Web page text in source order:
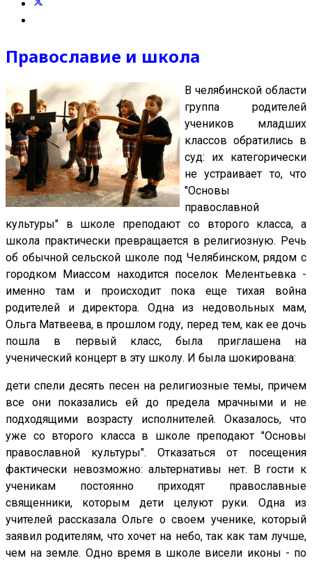
Православие и школа
В челябинской области
группа родителей
учеников младших
классов обратились в
суд: их категорически
не устраивает то, что
"Основы
православной
культуры" в школе преподают со второго класса, а
школа практически превращается в религиозную. Речь
об обычной сельской школе под Челябинском, рядом с
городком Миассом находится поселок Мелентьевка -
именно там и происходит пока еще тихая война
родителей и директора. Одна из недовольных мам,
Ольга Матвеева, в прошлом году, перед тем, как ее дочь
пошла в первый класс, была приглашена на
ученический концерт в эту школу. И была шокирована:
дети спели десять песен на религиозные темы, причем
все они показались ей до предела мрачными и не
подходящими возрасту исполнителей. Оказалось, что
уже со второго класса в школе преподают "Основы
православной культуры". Отказаться от посещения
фактически невозможно: альтернативы нет. В гости к
ученикам постоянно приходят православные
священники, которым дети целуют руки. Одна из
учителей рассказала Ольге о своем ученике, который
заявил родителям, что хочет на небо, так как там лучше,
чем на земле. Одно время в школе висели иконы - по